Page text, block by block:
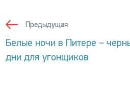
Предыдущая
Белые ночи в Питере –
дни для угонщиков